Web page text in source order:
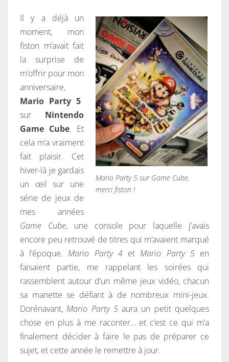
E
E
K
–
M
A
J
2
0
2
6
Mario Party 5 sur Game Cube,
merci fiston !
Il y a déjà un
moment, mon
fiston m’avait fait
la surprise de
m’offrir pour mon
anniversaire,
Mario Party 5
sur Nintendo
Game Cube. Et
cela m’a vraiment
fait plaisir. Cet
hiver-là je gardais
un œil sur une
série de jeux de
mes années
Game Cube, une console pour laquelle j’avais
encore peu retrouvé de titres qui m’avaient marqué
à l’époque.Mario Party 4etMario Party 5en
faisaient partie, me rappelant les soirées qui
rassemblent autour d’un même jeux vidéo, chacun
sa manette se défiant à de nombreux mini-jeux.
Dorénavant,Mario Party 5aura un petit quelques
chose en plus à me raconter… et c’est ce qui m’a
finalement décider à faire le pas de préparer ce
sujet, et cette année le remettre à jour.